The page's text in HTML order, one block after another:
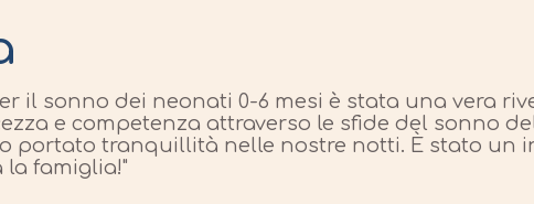
il sonno dei neonati 0-6 mesi è stata una vera
e competenza attraverso le sfide del sonno
portato tranquillità nelle nostre notti. È stato un
famiglia!"